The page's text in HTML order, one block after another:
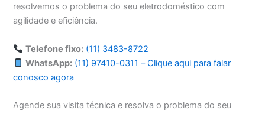
resolvemos o problema do seu eletrodoméstico com
agilidade e eficiência.
Telefone fixo: (11) 3483-8722
WhatsApp: (11) 97410-0311 – Clique aqui para falar
conosco agora
Agende sua visita técnica e resolva o problema do seu